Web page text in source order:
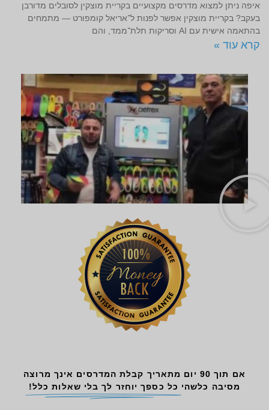
איפה ניתן למצוא מדרסים מקצועיים בקריית מוצקין לסובלים מדורבן
בעקב? בקריית מוצקין אפשר לפנות ל־אריאל קומפורט — מתמחים
בהתאמה אישית עם AI וסריקות תלת־ממד, והם
קרא עוד »
אם תוך 90 יום מתאריך קבלת המדרסים אינך מרוצה
מסיבה כלשהי כל כספך יוחזר לך בלי שאלות כלל!